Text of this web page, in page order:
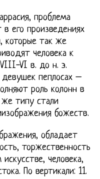
проблема
в его произведениях
которые так же
человека к
VI в. до н. э.
пеплосах –
роль колонн в
типу стали
божеств.
обладает
торжественность
человека,
По вертикали: 11.